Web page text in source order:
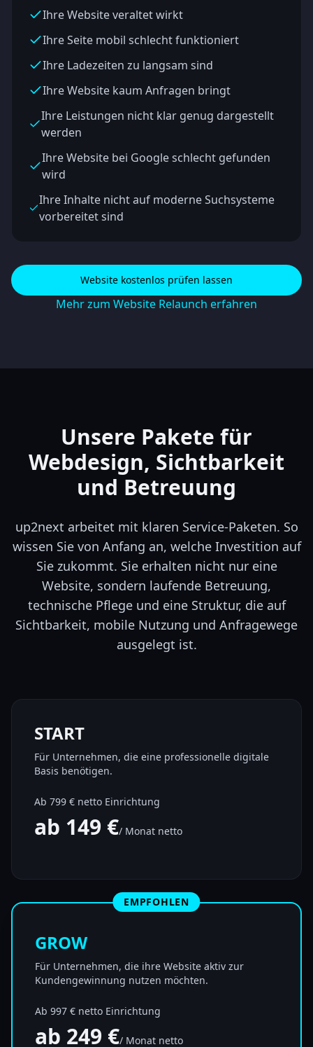
Ihre Website veraltet wirkt
Ihre Seite mobil schlecht funktioniert
Ihre Ladezeiten zu langsam sind
Ihre Website kaum Anfragen bringt
Ihre Leistungen nicht klar genug dargestellt
werden
Ihre Website bei Google schlecht gefunden
wird
Ihre Inhalte nicht auf moderne Suchsysteme
vorbereitet sind
Website kostenlos prüfen lassen
Mehr zum Website Relaunch erfahren
Unsere Pakete für
Webdesign, Sichtbarkeit
und Betreuung
up2next arbeitet mit klaren Service-Paketen. So
wissen Sie von Anfang an, welche Investition auf
Sie zukommt. Sie erhalten nicht nur eine
Website, sondern laufende Betreuung,
technische Pflege und eine Struktur, die auf
Sichtbarkeit, mobile Nutzung und Anfragewege
ausgelegt ist.
START
Für Unternehmen, die eine professionelle digitale
Basis benötigen.
Ab 799 € netto Einrichtung
ab 149 €/ Monat netto
EMPFOHLEN
GROW
Für Unternehmen, die ihre Website aktiv zur
Kundengewinnung nutzen möchten.
Ab 997 € netto Einrichtung
ab 249 €/ Monat netto